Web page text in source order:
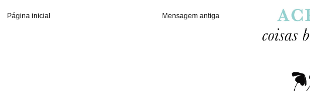
Mensagem antiga
Página inicial